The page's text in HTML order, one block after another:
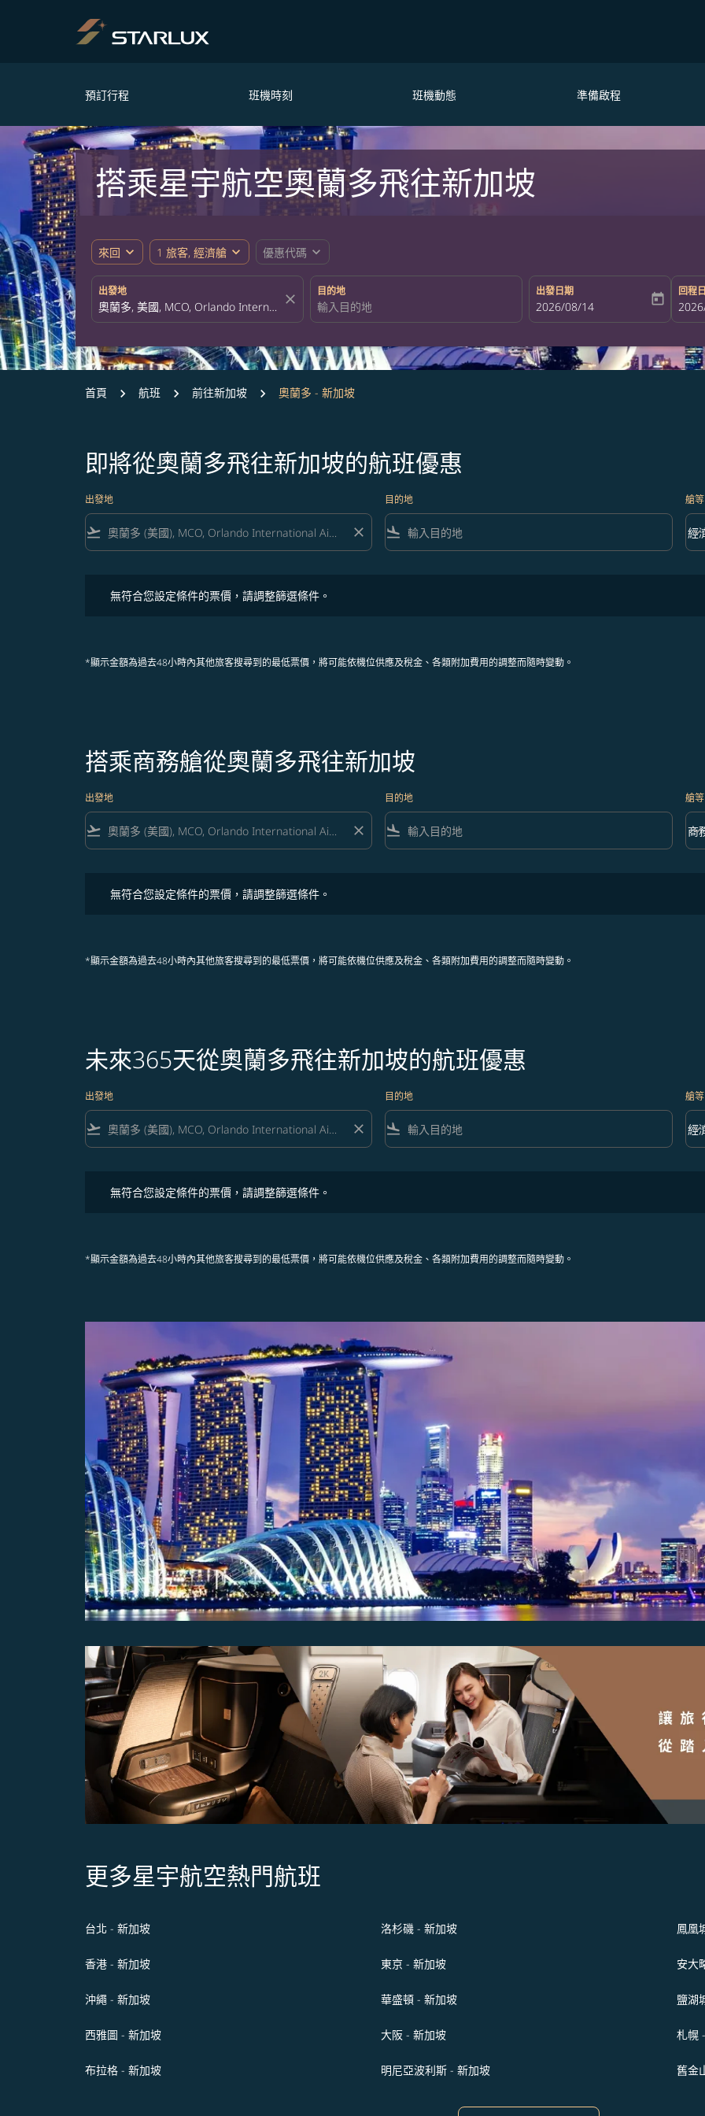
預訂行程 班機時刻 班機動態 準備啟程
搭乘星宇航空奧蘭多飛往新加坡
來回 expand_more 1 旅客, 經濟艙 expand_more 優惠代碼 expand_more
出發地
close
目的地 出發日期
fc-booking-departure-date-aria-
2026/08/14 today
回程
fc-
首頁 航班 前往新加坡 奧蘭多 - 新加坡
即將從奧蘭多飛往新加坡的航班優惠
出發地
flight_takeoff close
目的地
flight_land
艙等
艙
經
keyboard_arrow_down
無符合您設定條件的票價，請調整篩選條件。
*顯示金額為過去48小時內其他旅客搜尋到的最低票價，將可能依機位供應及稅金、各類附加費用的調整而隨時變動。
搭乘商務艙從奧蘭多飛往新加坡
出發地
flight_takeoff close
目的地
flight_land
艙等
艙
商
keyboard_arrow_down
無符合您設定條件的票價，請調整篩選條件。
*顯示金額為過去48小時內其他旅客搜尋到的最低票價，將可能依機位供應及稅金、各類附加費用的調整而隨時變動。
未來365天從奧蘭多飛往新加坡的航班優惠
出發地
flight_takeoff close
目的地
flight_land
艙等
艙
經
keyboard_arrow_down
無符合您設定條件的票價，請調整篩選條件。
*顯示金額為過去48小時內其他旅客搜尋到的最低票價，將可能依機位供應及稅金、各類附加費用的調整而隨時變動。
更多星宇航空熱門航班
台北 - 新加坡 洛杉磯 - 新加坡 鳳凰
香港 - 新加坡 東京 - 新加坡 安大
沖繩 - 新加坡 華盛頓 - 新加坡 鹽湖
西雅圖 - 新加坡 大阪 - 新加坡 札幌
布拉格 - 新加坡 明尼亞波利斯 - 新加坡 舊金